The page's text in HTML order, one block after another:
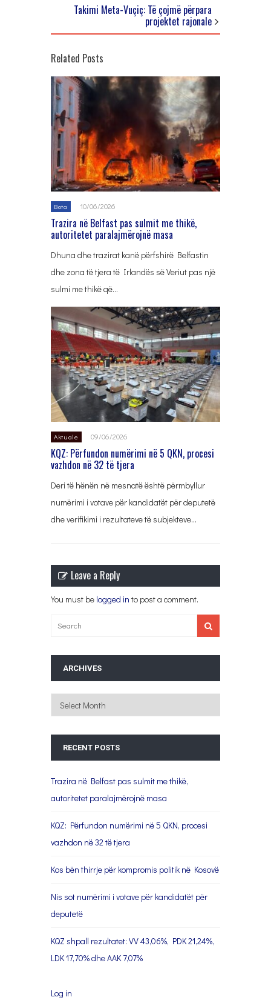
Takimi Meta-Vuçiç: Të çojmë përpara
projektet rajonale
Related Posts
Bota 10/06/2026
Trazira në Belfast pas sulmit me thikë,
autoritetet paralajmërojnë masa
Dhuna dhe trazirat kanë përfshirë Belfastin
dhe zona të tjera të Irlandës së Veriut pas një
sulmi me thikë që…
Aktuale 09/06/2026
KQZ: Përfundon numërimi në 5 QKN, procesi
vazhdon në 32 të tjera
Deri të hënën në mesnatë është përmbyllur
numërimi i votave për kandidatët për deputetë
dhe verifikimi i rezultateve të subjekteve…
Leave a Reply
You must be logged in to post a comment.
ARCHIVES
Archives
RECENT POSTS
Trazira në Belfast pas sulmit me thikë,
autoritetet paralajmërojnë masa
KQZ: Përfundon numërimi në 5 QKN, procesi
vazhdon në 32 të tjera
Kos bën thirrje për kompromis politik në Kosovë
Nis sot numërimi i votave për kandidatët për
deputetë
KQZ shpall rezultatet: VV 43,06%, PDK 21,24%,
LDK 17,70% dhe AAK 7,07%
Log in